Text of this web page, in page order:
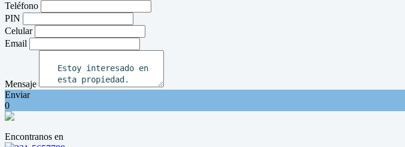
Teléfono
PIN
Celular
Email
Mensaje
Enviar
0
Encontranos en